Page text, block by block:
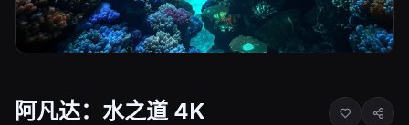
阿凡达：水之道 4K